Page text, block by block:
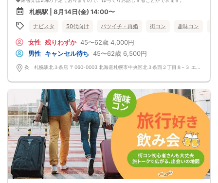
少人数開催の場合席替えがない場合もございます。
◆スタートから終わりまで、スタッフも同行しますので、一人参加の方や初参加
の方も安心だと思います。
◆カップリング・プロフィールカードの記入はございません。
換しておいてください。
最大人数・最少人数について
◆最少開催人数 男性2名・女性2名になります。
◆最大募集人数 男性10名・女性10名になります。
※但し、企画により変動する場合がございます。
集まり方は運営側も予測できない部分はございます。
楽しい会かどうかは、参加人数より、その時に参加される方の相性や人柄など要
素が大きいです。
結局は、運次第のところはございます。
◆最少催行人数に満たない場合 開催前日23時までに最少催行人数に届かなかった
場合は開催中止とさせていただきます。
また天候や状況などにより中止されることがございます。
◆中止判断タイミングは開始前日の23時となりますが、申込者の直前のキャンセ
ルにより、直前でも中止になる場合もございます。
中止時も交通費など保証はございません。
◆ご予約の操作と同時に上述の注意事項に同意したものと致します。
コース料理
札幌駅 | 8月14日(金) 14:00〜
ナビスタ 50代向け バツイチ・再婚 街コン 趣味コン
女性 残りわずか 45〜62歳 4,000円
男性 キャンセル待ち 45〜62歳 6,500円